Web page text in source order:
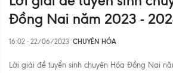
Đồng Nai năm 2023 -
16:02 - 22/06/2023 CHUYÊN HÓA
Lời giải đề tuyển sinh chuyên Hóa Đồng Nai